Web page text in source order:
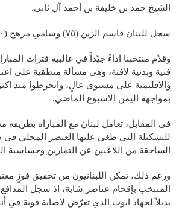
الشيخ حمد بن خليفة بن أحمد آل ثاني.
سجل للبنان قاسم الزين (٧٥) وسامي مرهج (٩٠)، وللكويت بندر بورسلي (١٤).
وقدّم منتخبنا اداءً جيّداً في غالبية فترات
فنية وبدنية لافتة، وهي مسألة منطقية على
والاقليمية على مستوى عالٍ، وانخرطوا منذ
بمواجهة اليمن الاسبوع الماضي.
في المقابل، تعامل لبنان مع المباراة
الساحقة من اللاعبين عن التمارين وحساسية
ورغم ذلك، تمكن اللبنانيون من تحقيق فوزٍ
بديلاً لجهاد ايوب الذي تعرّض لاصابة قوية في